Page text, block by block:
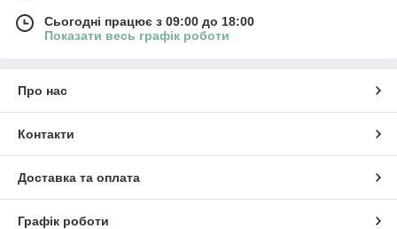
Сьогодні працює з 09:00 до 18:00
Показати весь графік роботи
Про нас
Контакти
Доставка та оплата
Графік роботи